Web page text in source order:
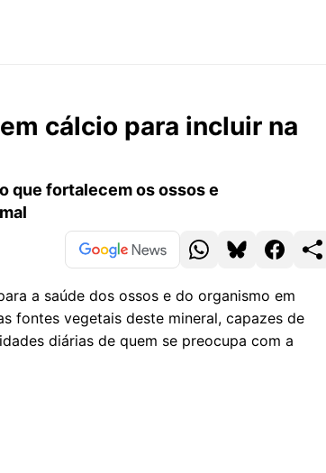
cálcio para incluir na
que fortalecem os ossos e
a saúde dos ossos e do organismo em
fontes vegetais deste mineral, capazes de
diárias de quem se preocupa com a